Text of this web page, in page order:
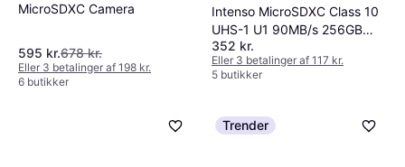
MicroSDXC Camera
595 kr.678 kr.
Eller 3 betalinger af 198 kr.
6 butikker
Intenso MicroSDXC Class 10
UHS-1 U1 90MB/s 256GB
+Adapter
352 kr.
Eller 3 betalinger af 117 kr.
5 butikker
Trender